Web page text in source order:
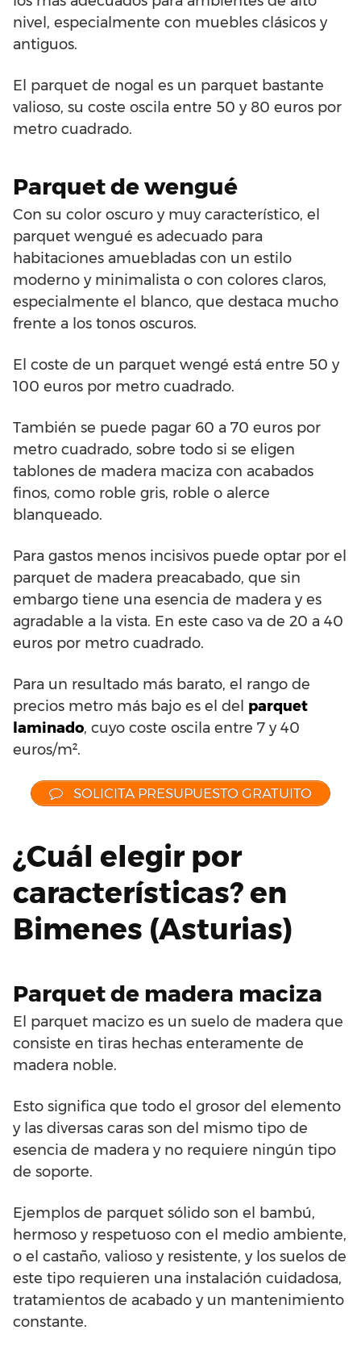
nivel, especialmente con muebles clásicos y
antiguos.
El parquet de nogal es un parquet bastante
valioso, su coste oscila entre 50 y 80 euros por
metro cuadrado.
Parquet de wengué
Con su color oscuro y muy característico, el
parquet wengué es adecuado para
habitaciones amuebladas con un estilo
moderno y minimalista o con colores claros,
especialmente el blanco, que destaca mucho
frente a los tonos oscuros.
El coste de un parquet wengé está entre 50 y
100 euros por metro cuadrado.
También se puede pagar 60 a 70 euros por
metro cuadrado, sobre todo si se eligen
tablones de madera maciza con acabados
finos, como roble gris, roble o alerce
blanqueado.
Para gastos menos incisivos puede optar por el
parquet de madera preacabado, que sin
embargo tiene una esencia de madera y es
agradable a la vista. En este caso va de 20 a 40
euros por metro cuadrado.
Para un resultado más barato, el rango de
precios metro más bajo es el del parquet
laminado, cuyo coste oscila entre 7 y 40
euros/m².
SOLICITA PRESUPUESTO GRATUITO
¿Cuál elegir por
características? en
Bimenes (Asturias)
Parquet de madera maciza
El parquet macizo es un suelo de madera que
consiste en tiras hechas enteramente de
madera noble.
Esto significa que todo el grosor del elemento
y las diversas caras son del mismo tipo de
esencia de madera y no requiere ningún tipo
de soporte.
Ejemplos de parquet sólido son el bambú,
hermoso y respetuoso con el medio ambiente,
o el castaño, valioso y resistente, y los suelos de
este tipo requieren una instalación cuidadosa,
tratamientos de acabado y un mantenimiento
constante.